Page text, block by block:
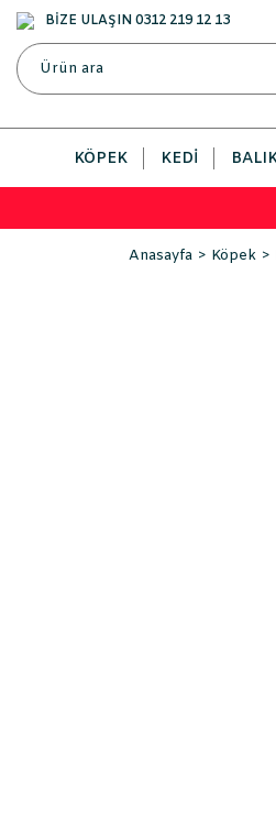
BİZE ULAŞIN 0312 219 12 13
KÖPEK KEDI
Anasayfa Köpek